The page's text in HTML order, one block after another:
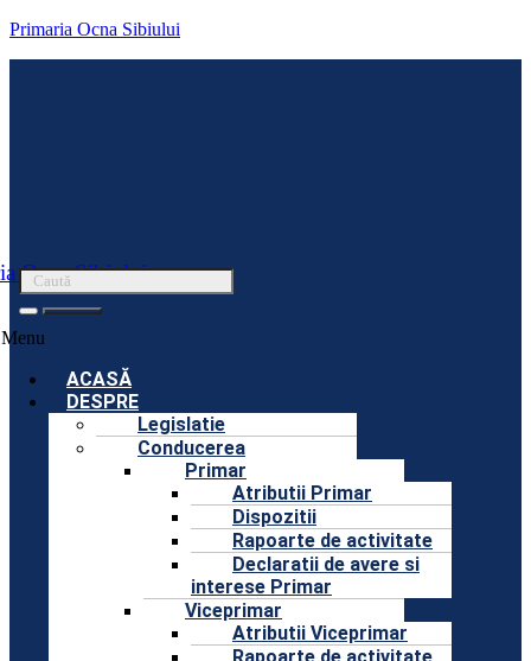
Primaria Ocna Sibiului
Ocna Sibiului
Menu
ACASĂ
DESPRE
Legislatie
Conducerea
Primar
Atributii Primar
Dispozitii
Rapoarte de activitate
Declaratii de avere si
interese Primar
Viceprimar
Atributii Viceprimar